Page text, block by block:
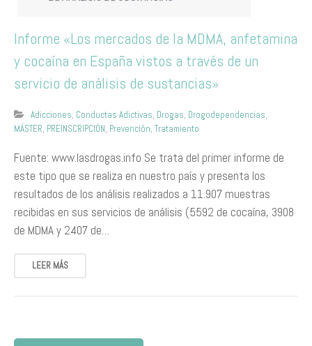
Informe «Los mercados de la MDMA, anfetamina
y cocaína en España vistos a través de un
servicio de análisis de sustancias»
Adicciones, Conductas Adictivas, Drogas, Drogodependencias,
MÁSTER, PREINSCRIPCIÓN, Prevención, Tratamiento
Fuente: www.lasdrogas.info Se trata del primer informe de
este tipo que se realiza en nuestro país y presenta los
resultados de los análisis realizados a 11.907 muestras
recibidas en sus servicios de análisis (5592 de cocaína, 3908
de MDMA y 2407 de…
LEER MÁS